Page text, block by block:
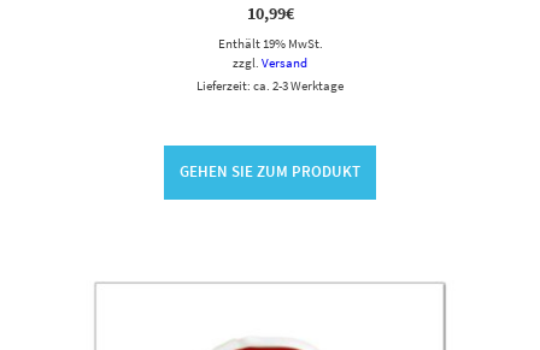
10,99€
Enthält 19% MwSt.
zzgl. Versand
Lieferzeit: ca. 2-3 Werktage
GEHEN SIE ZUM PRODUKT